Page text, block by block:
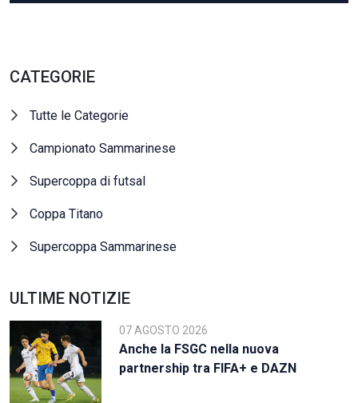
CATEGORIE
Tutte le Categorie
Campionato Sammarinese
Supercoppa di futsal
Coppa Titano
Supercoppa Sammarinese
ULTIME NOTIZIE
07 AGOSTO 2026
Anche la FSGC nella nuova
partnership tra FIFA+ e DAZN